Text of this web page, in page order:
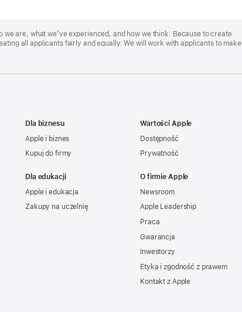
are, what we’ve experienced, and how we think. Because to create
all applicants fairly and equally. We will work with applicants to make
Dla biznesu
Apple i biznes
Kupuj do firmy
Dla edukacji
Apple i edukacja
Zakupy na uczelnię
Wartości Apple
Dostępność
Prywatność
O firmie Apple
Newsroom
Apple Leadership
Praca
Gwarancja
Inwestorzy
Etyka i zgodność z prawem
Kontakt z Apple